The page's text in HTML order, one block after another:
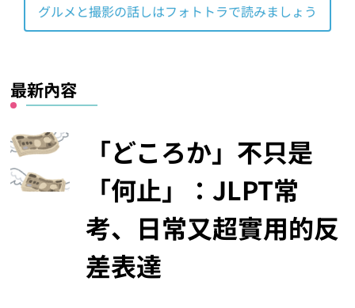
グルメと撮影の話しはフォトトラで読みましょう
最新內容
「どころか」不只是
「何止」：JLPT常
考、日常又超實用的反
差表達